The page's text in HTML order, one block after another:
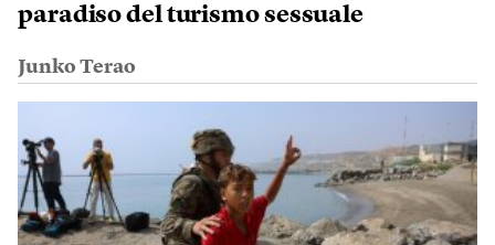
paradiso del turismo sessuale
Junko Terao